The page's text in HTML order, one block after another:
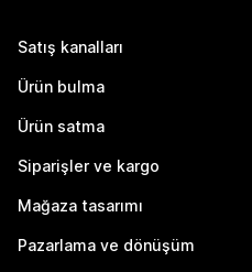
Satış kanalları
Ürün bulma
Ürün satma
Siparişler ve kargo
Mağaza tasarımı
Pazarlama ve dönüşüm